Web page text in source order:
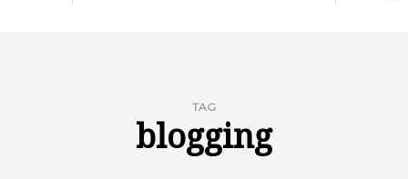
TAG
blogging